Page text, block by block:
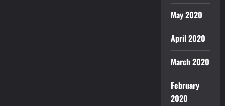
May 2020
April 2020
March 2020
February
2020